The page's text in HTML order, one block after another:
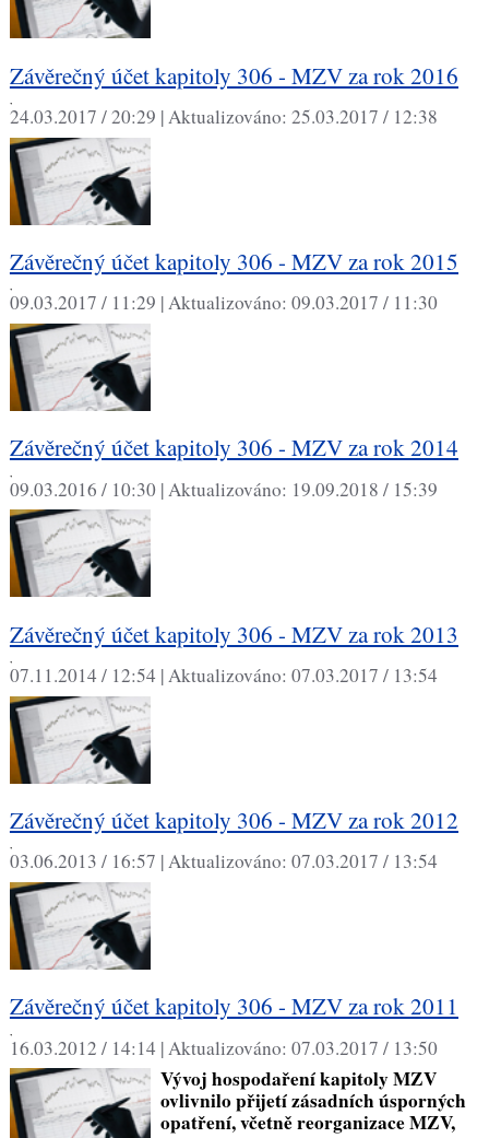
Závěrečný účet kapitoly 306 - MZV za rok 2016
,
24.03.2017 / 20:29 |Aktualizováno: 25.03.2017 / 12:38
Závěrečný účet kapitoly 306 - MZV za rok 2015
,
09.03.2017 / 11:29 |Aktualizováno: 09.03.2017 / 11:30
Závěrečný účet kapitoly 306 - MZV za rok 2014
,
09.03.2016 / 10:30 |Aktualizováno: 19.09.2018 / 15:39
Závěrečný účet kapitoly 306 - MZV za rok 2013
,
07.11.2014 / 12:54 |Aktualizováno: 07.03.2017 / 13:54
Závěrečný účet kapitoly 306 - MZV za rok 2012
,
03.06.2013 / 16:57 |Aktualizováno: 07.03.2017 / 13:54
Závěrečný účet kapitoly 306 - MZV za rok 2011
,
16.03.2012 / 14:14 |Aktualizováno: 07.03.2017 / 13:50
Vývoj hospodaření kapitoly MZV
ovlivnilo přijetí zásadních úsporných
opatření, včetně reorganizace MZV,